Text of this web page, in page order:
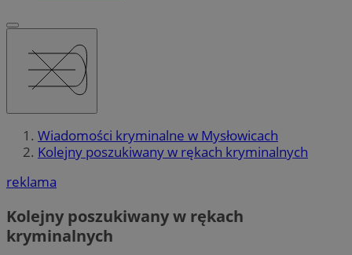
Wiadomości kryminalne w Mysłowicach
Kolejny poszukiwany w rękach kryminalnych
reklama
Kolejny poszukiwany w rękach
kryminalnych